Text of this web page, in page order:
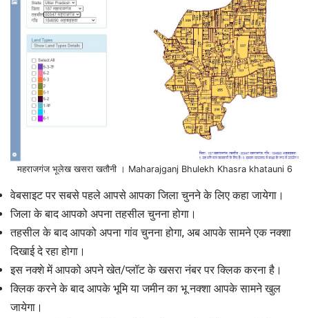
महराजगंज भूलेख खसरा खतौनी । Maharajganj Bhulekh Khasra khatauni 6
वेबसाइट पर सबसे पहले आपसे आपका जिला चुनने के लिए कहा जायेगा।
जिला के बाद आपको अपना तहसील चुनना होगा।
तहसील के बाद आपको अपना गांव चुनना होगा, अब आपके सामने एक नक्शा
दिखाई दे रहा होगा।
इस नक्शे में आपको अपने खेत/प्लॉट के खसरा नंबर पर क्लिक करना है।
क्लिक करने के बाद आपके भूमि या जमीन का भू नक्शा आपके सामने खुल
जायेगा।